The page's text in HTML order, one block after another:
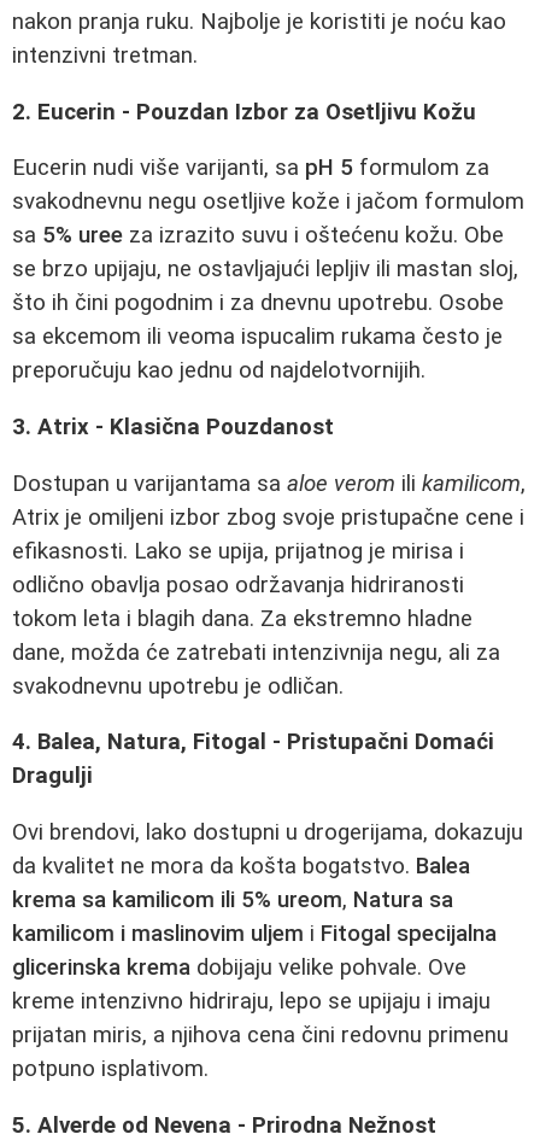
nakon pranja ruku. Najbolje je koristiti je noću kao
intenzivni tretman.
2. Eucerin - Pouzdan Izbor za Osetljivu Kožu
Eucerin nudi više varijanti, sa pH 5 formulom za
svakodnevnu negu osetljive kože i jačom formulom
sa 5% uree za izrazito suvu i oštećenu kožu. Obe
se brzo upijaju, ne ostavljajući lepljiv ili mastan sloj,
što ih čini pogodnim i za dnevnu upotrebu. Osobe
sa ekcemom ili veoma ispucalim rukama često je
preporučuju kao jednu od najdelotvornijih.
3. Atrix - Klasična Pouzdanost
Dostupan u varijantama sa aloe verom ili kamilicom,
Atrix je omiljeni izbor zbog svoje pristupačne cene i
efikasnosti. Lako se upija, prijatnog je mirisa i
odlično obavlja posao održavanja hidriranosti
tokom leta i blagih dana. Za ekstremno hladne
dane, možda će zatrebati intenzivnija negu, ali za
svakodnevnu upotrebu je odličan.
4. Balea, Natura, Fitogal - Pristupačni Domaći
Dragulji
Ovi brendovi, lako dostupni u drogerijama, dokazuju
da kvalitet ne mora da košta bogatstvo. Balea
krema sa kamilicom ili 5% ureom, Natura sa
kamilicom i maslinovim uljem i Fitogal specijalna
glicerinska krema dobijaju velike pohvale. Ove
kreme intenzivno hidriraju, lepo se upijaju i imaju
prijatan miris, a njihova cena čini redovnu primenu
potpuno isplativom.
5. Alverde od Nevena - Prirodna Nežnost